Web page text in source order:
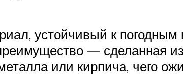
устойчивый к
— сделанная
или кирпича, чего